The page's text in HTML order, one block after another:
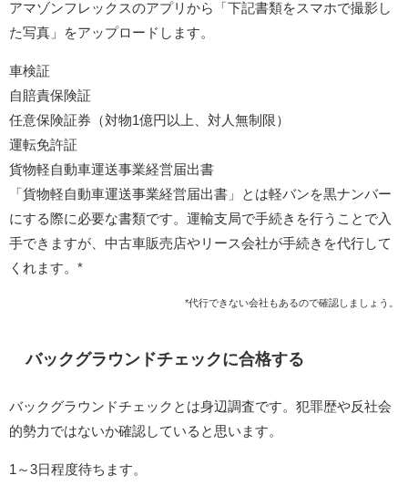
アマゾンフレックスのアプリから「下記書類をスマホで撮影し
た写真」をアップロードします。
⾞検証
⾃賠責保険証
任意保険証券（対物1億円以上、対⼈無制限）
運転免許証
貨物軽⾃動⾞運送事業経営届出書
「貨物軽自動車運送事業経営届出書」とは軽バンを黒ナンバー
にする際に必要な書類です。運輸支局で手続きを行うことで入
手できますが、中古車販売店やリース会社が手続きを代行して
くれます。*
*代行できない会社もあるので確認しましょう。
バックグラウンドチェックに合格する
バックグラウンドチェックとは身辺調査です。犯罪歴や反社会
的勢力ではないか確認していると思います。
1～3日程度待ちます。